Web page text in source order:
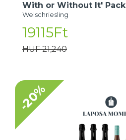
With or Without It' Pack
Welschriesling
19115Ft
HUF 21,240
-20%